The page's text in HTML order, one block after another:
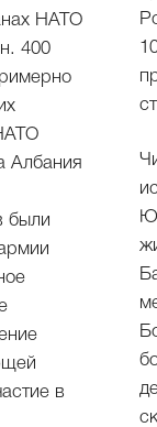
НАТО
400
Албания
были
в